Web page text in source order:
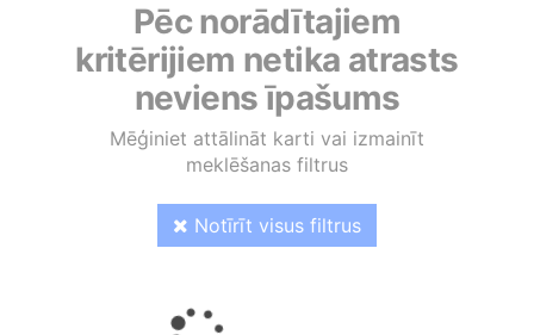
Pēc norādītajiem
kritērijiem netika atrasts
neviens īpašums
Mēģiniet attālināt karti vai izmainīt
meklēšanas filtrus
Notīrīt visus filtrus